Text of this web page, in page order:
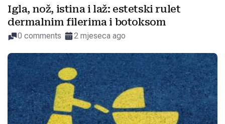
Igla, nož, istina i laž: estetski rulet
dermalnim filerima i botoksom
0 comments 2 mjeseca ago